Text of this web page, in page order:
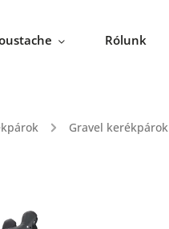
Rólunk
/ Gravel kerékpárok